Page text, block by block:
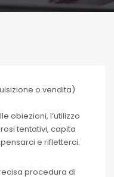
o vendita)
obiezioni, l’utilizzo
tentativi, capita
e rifletterci.
procedura di